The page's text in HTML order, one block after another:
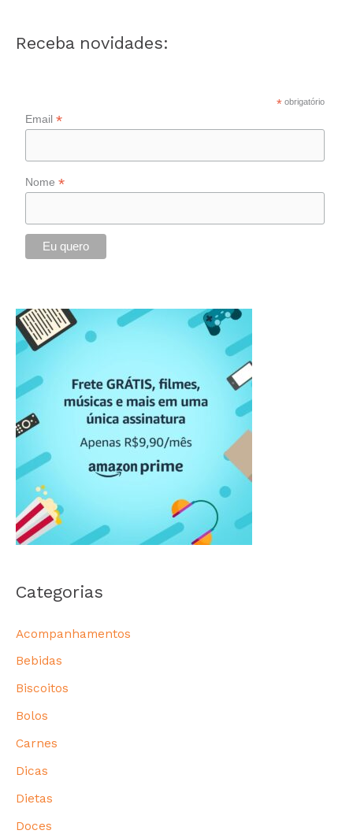
Receba novidades:
* obrigatório
Email*
Nome*
Categorias
Acompanhamentos
Bebidas
Biscoitos
Bolos
Carnes
Dicas
Dietas
Doces